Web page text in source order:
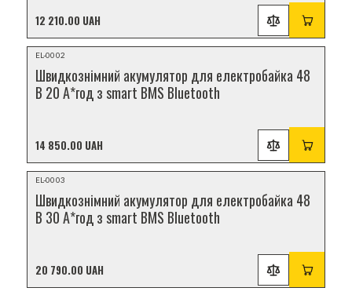
12 210.00 UAH
НОВИНКА
Відеоогляд
EL-0002
Швидкознімний акумулятор для електробайка 48
В 20 А*год з smart BMS Bluetooth
14 850.00 UAH
НОВИНКА
Відеоогляд
EL-0003
Швидкознімний акумулятор для електробайка 48
В 30 А*год з smart BMS Bluetooth
20 790.00 UAH